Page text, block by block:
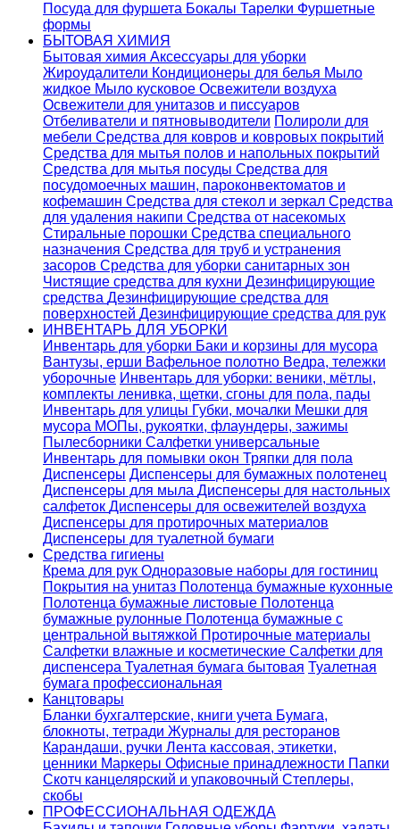
Посуда для фуршета Бокалы Тарелки Фуршетные
формы
БЫТОВАЯ ХИМИЯ
Бытовая химия Аксессуары для уборки
Жироудалители Кондиционеры для белья Мыло
жидкое Мыло кусковое Освежители воздуха
Освежители для унитазов и писсуаров
Отбеливатели и пятновыводители Полироли для
мебели Средства для ковров и ковровых покрытий
Средства для мытья полов и напольных покрытий
Средства для мытья посуды Средства для
посудомоечных машин, пароконвектоматов и
кофемашин Средства для стекол и зеркал Средства
для удаления накипи Средства от насекомых
Стиральные порошки Cредства специального
назначения Средства для труб и устранения
засоров Средства для уборки санитарных зон
Чистящие средства для кухни Дезинфицирующие
средства Дезинфицирующие средства для
поверхностей Дезинфицирующие средства для рук
ИНВЕНТАРЬ ДЛЯ УБОРКИ
Инвентарь для уборки Баки и корзины для мусора
Вантузы, ерши Вафельное полотно Ведра, тележки
уборочные Инвентарь для уборки: веники, мётлы,
комплекты ленивка, щетки, сгоны для пола, пады
Инвентарь для улицы Губки, мочалки Мешки для
мусора МОПы, рукоятки, флаундеры, зажимы
Пылесборники Салфетки универсальные
Инвентарь для помывки окон Тряпки для пола
Диспенсеры Диспенсеры для бумажных полотенец
Диспенсеры для мыла Диспенсеры для настольных
салфеток Диспенсеры для освежителей воздуха
Диспенсеры для протирочных материалов
Диспенсеры для туалетной бумаги
Средства гигиены
Крема для рук Одноразовые наборы для гостиниц
Покрытия на унитаз Полотенца бумажные кухонные
Полотенца бумажные листовые Полотенца
бумажные рулонные Полотенца бумажные с
центральной вытяжкой Протирочные материалы
Салфетки влажные и косметические Салфетки для
диспенсера Туалетная бумага бытовая Туалетная
бумага профессиональная
Канцтовары
Бланки бухгалтерские, книги учета Бумага,
блокноты, тетради Журналы для ресторанов
Карандаши, ручки Лента кассовая, этикетки,
ценники Маркеры Офисные принадлежности Папки
Скотч канцелярский и упаковочный Степлеры,
скобы
ПРОФЕССИОНАЛЬНАЯ ОДЕЖДА